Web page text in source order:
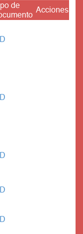
de
Acciones